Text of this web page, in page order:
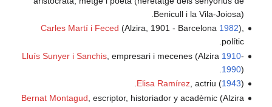
Carles Martí i Feced
Lluís Sunyer i Sanchis
Bernat Montagud,